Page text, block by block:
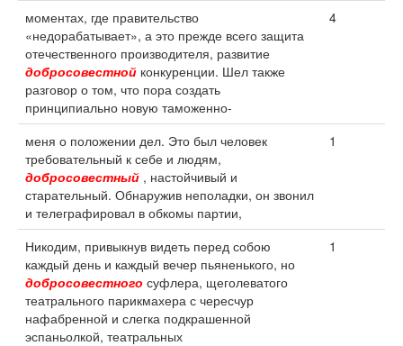
моментах, где правительство
«недорабатывает», а это прежде всего защита
отечественного производителя, развитие
добросовестной конкуренции. Шел также
разговор о том, что пора создать
принципиально новую таможенно-
4
меня о положении дел. Это был человек
требовательный к себе и людям,
добросовестный , настойчивый и
старательный. Обнаружив неполадки, он звонил
и телеграфировал в обкомы партии,
1
Никодим, привыкнув видеть перед собою
каждый день и каждый вечер пьяненького, но
добросовестного суфлера, щеголеватого
театрального парикмахера с чересчур
нафабренной и слегка подкрашенной
эспаньолкой, театральных
1